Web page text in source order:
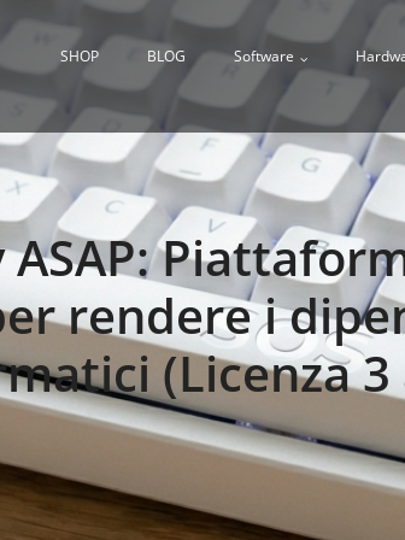
SHOP BLOG Software
ASAP:
rendere i
(Licenza